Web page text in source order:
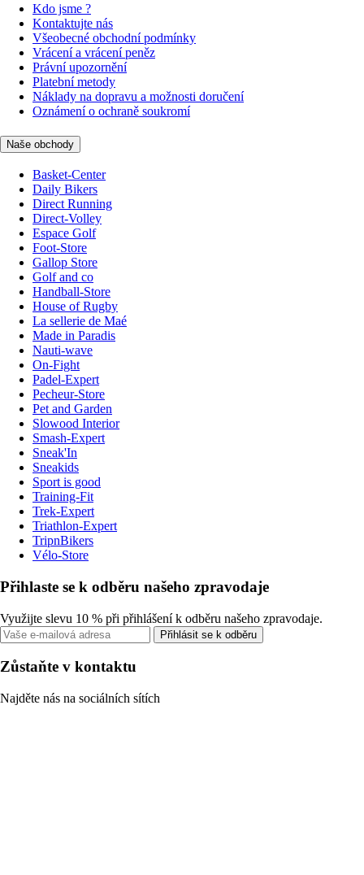
Kdo jsme ?
Kontaktujte nás
Všeobecné obchodní podmínky
Vrácení a vrácení peněz
Právní upozornění
Platební metody
Náklady na dopravu a možnosti doručení
Oznámení o ochraně soukromí
Naše obchody
Basket-Center
Daily Bikers
Direct Running
Direct-Volley
Espace Golf
Foot-Store
Gallop Store
Golf and co
Handball-Store
House of Rugby
La sellerie de Maé
Made in Paradis
Nauti-wave
On-Fight
Padel-Expert
Pecheur-Store
Pet and Garden
Slowood Interior
Smash-Expert
Sneak'In
Sneakids
Sport is good
Training-Fit
Trek-Expert
Triathlon-Expert
TripnBikers
Vélo-Store
Přihlaste se k odběru našeho zpravodaje
Využijte slevu 10 % při přihlášení k odběru našeho zpravodaje.
Přihlásit se k odběru
Zůstaňte v kontaktu
Najděte nás na sociálních sítích